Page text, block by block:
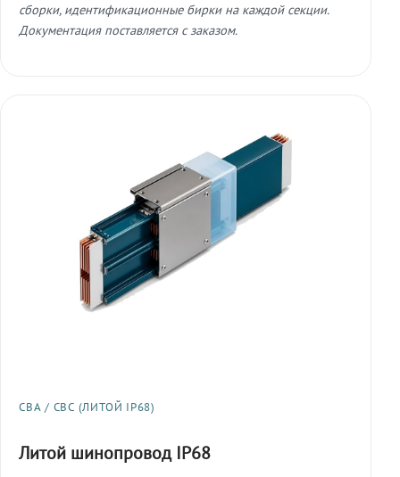
сборки, идентификационные бирки на каждой секции.
Документация поставляется с заказом.
СВА / СВС (ЛИТОЙ IP68)
Литой шинопровод IP68